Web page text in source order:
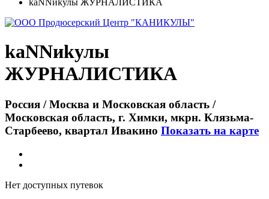
kaNNиkулы ЖУРНАЛИСТИКА
kaNNиkулы
ЖУРНАЛИСТИКА
Россия / Москва и Московская область /
Московская область, г. Химки, мкрн. Клязьма-
Старбеево, квартал Ивакино Показать на карте
Нет доступных путевок